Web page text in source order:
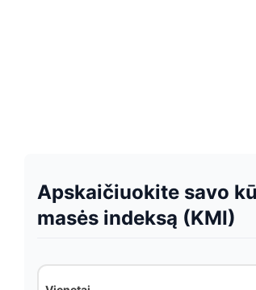
Apskaičiuokite savo
masės indeksą (KMI)